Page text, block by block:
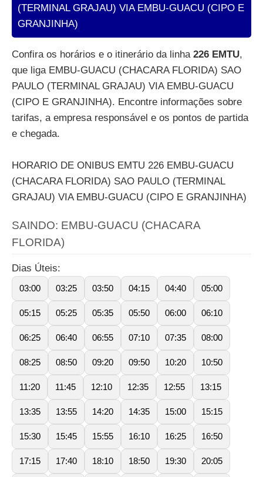
(TERMINAL GRAJAU) VIA EMBU-GUACU (CIPO E
GRANJINHA)
Confira os horários e o itinerário da linha 226 EMTU,
que liga EMBU-GUACU (CHACARA FLORIDA) SAO
PAULO (TERMINAL GRAJAU) VIA EMBU-GUACU
(CIPO E GRANJINHA). Encontre informações sobre
tarifas, a empresa responsável e os pontos de partida
e chegada.
HORARIO DE ONIBUS EMTU 226 EMBU-GUACU
(CHACARA FLORIDA) SAO PAULO (TERMINAL
GRAJAU) VIA EMBU-GUACU (CIPO E GRANJINHA)
SAINDO: EMBU-GUACU (CHACARA
FLORIDA)
Dias Úteis:
03:00 03:25 03:50 04:15 04:40 05:00
05:15 05:25 05:35 05:50 06:00 06:10
06:25 06:40 06:55 07:10 07:35 08:00
08:25 08:50 09:20 09:50 10:20 10:50
11:20 11:45 12:10 12:35 12:55 13:15
13:35 13:55 14:20 14:35 15:00 15:15
15:30 15:45 15:55 16:10 16:25 16:50
17:15 17:40 18:10 18:50 19:30 20:05